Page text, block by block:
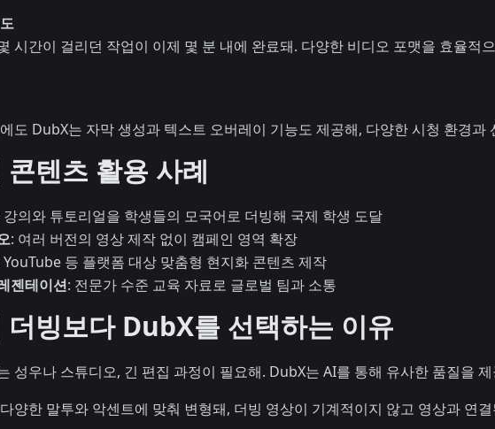
시간이 걸리던 작업이 이제 몇 분 내에 완료돼. 다양한 비디오 포맷을 효율적
도 DubX는 자막 생성과 텍스트 오버레이 기능도 제공해, 다양한 시청 환경과
콘텐츠 활용 사례
강의와 튜토리얼을 학생들의 모국어로 더빙해 국제 학생 도달
: 여러 버전의 영상 제작 없이 캠페인 영역 확장
YouTube 등 플랫폼 대상 맞춤형 현지화 콘텐츠 제작
젠테이션: 전문가 수준 교육 자료로 글로벌 팀과 소통
더빙보다 DubX를 선택하는 이유
성우나 스튜디오, 긴 편집 과정이 필요해. DubX는 AI를 통해 유사한 품질을
양한 말투와 악센트에 맞춰 변형돼, 더빙 영상이 기계적이지 않고 영상과 연